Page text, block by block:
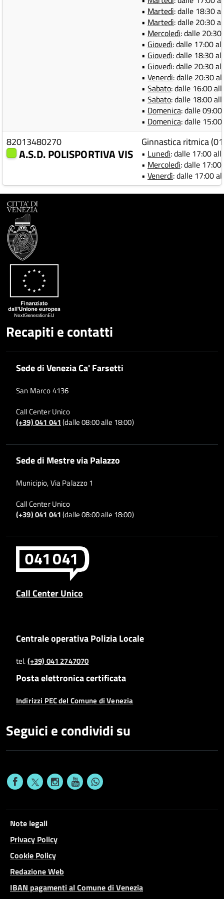
• Martedì: dalle 18:30
• Martedì: dalle 20:30
• Mercoledì: dalle
• Giovedì: dalle 17:00
• Giovedì: dalle 18:30
• Giovedì: dalle 20:30
• Venerdì: dalle 20:30
• Sabato: dalle 16:00
• Sabato: dalle 18:00
• Domenica: dalle
• Domenica: dalle
82013480270
A.S.D. POLISPORTIVA VIS
Ginnastica ritmica
• Lunedì: dalle 17:00
• Mercoledì: dalle
• Venerdì: dalle 17:00
Recapiti e contatti
Sede di Venezia Ca' Farsetti
San Marco 4136
Call Center Unico
(+39) 041 041(dalle 08:00 alle 18:00)
Sede di Mestre via Palazzo
Municipio, Via Palazzo 1
Call Center Unico
(+39) 041 041(dalle 08:00 alle 18:00)
Call Center Unico
Centrale operativa Polizia Locale
tel.(+39) 041 2747070
Posta elettronica certificata
Indirizzi PEC del Comune di Venezia
Seguici e condividi su
Note legali
Privacy Policy
Cookie Policy
Redazione Web
IBAN pagamenti al Comune di Venezia